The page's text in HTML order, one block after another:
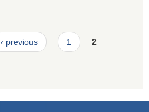
‹ previous 1 2